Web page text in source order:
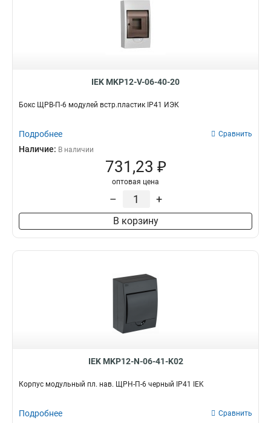
IEK MKP12-V-06-40-20
Бокс ЩРВ-П-6 модулей встр.пластик IP41 ИЭК
Подробнее Сравнить
Наличие: В наличии
731,23 ₽
оптовая цена
– +
В корзину
IEK MKP12-N-06-41-K02
Корпус модульный пл. нав. ЩРН-П-6 черный IP41 IEK
Подробнее Сравнить